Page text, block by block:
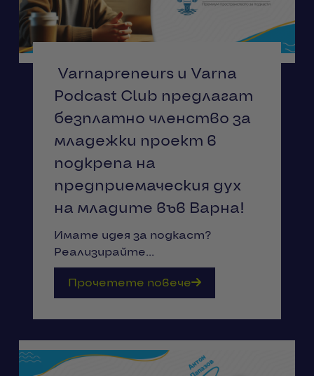
Varnapreneurs и Varna
Podcast Club предлагат
безплатно членство за
младежки проект в
подкрепа на
предприемаческия дух
на младите във Варна!
Имате идея за подкаст?
Реализирайте...
Прочетете повече